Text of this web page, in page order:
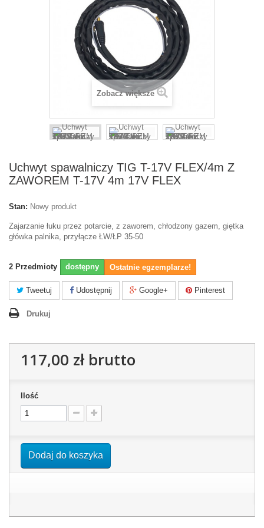
Zobacz większe
Uchwyt spawalniczy TIG T-17V FLEX/4m Z
ZAWOREM T-17V 4m 17V FLEX
Stan: Nowy produkt
Zajarzanie łuku przez potarcie, z zaworem, chłodzony gazem, giętka
główka palnika, przyłącze ŁW/ŁP 35-50
2 Przedmioty dostępny Ostatnie egzemplarze!
Tweetuj Udostępnij Google+ Pinterest
Drukuj
117,00 złbrutto
Ilość
Dodaj do koszyka